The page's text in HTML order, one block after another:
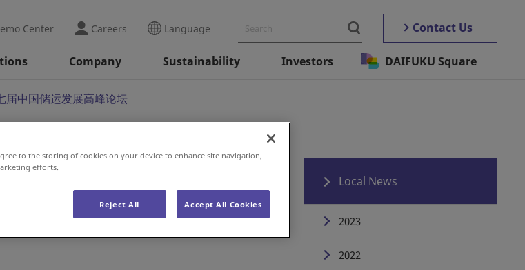
Center Careers Language Contact Us
Company Sustainability Investors DAIFUKU Square
届中国储运发展高峰论坛
应邀参加第七
Local News
2023
2022
to the storing of cookies on your device to enhance site navigation,
efforts.
Reject All Accept All Cookies